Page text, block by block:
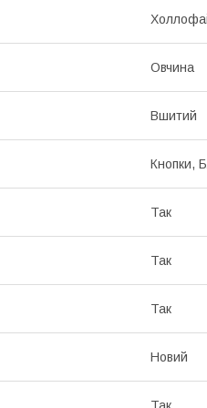
Овчина
Вшитий
Кнопки,
Так
Так
Так
Новий